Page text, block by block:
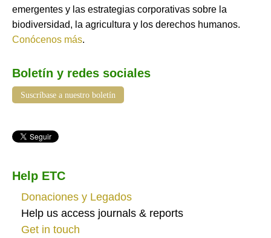
emergentes y las estrategias corporativas sobre la
biodiversidad, la agricultura y los derechos humanos.
Conócenos más
Boletín y redes sociales
Suscríbase a nuestro boletín
Help ETC
Donaciones y Legados
Help us access journals & reports
Get in touch